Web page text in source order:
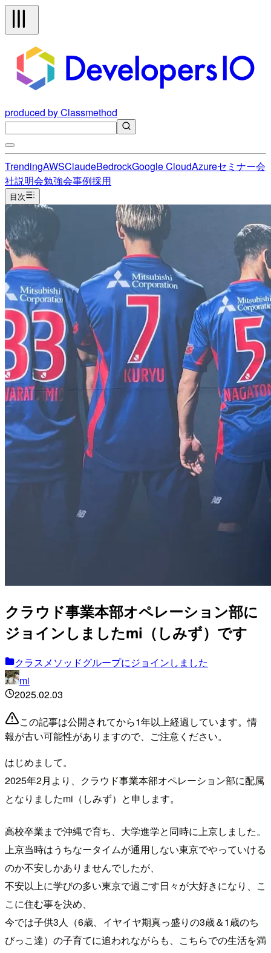
produced by Classmethod
TrendingAWSClaudeBedrockGoogle CloudAzureセミナー会
社説明会勉強会事例採用
目次
クラウド事業本部オペレーション部に
ジョインしましたmi（しみず）です
クラスメソッドグループにジョインしました
mi
2025.02.03
この記事は公開されてから1年以上経過しています。情
報が古い可能性がありますので、ご注意ください。
はじめまして。
2025年2月より、クラウド事業本部オペレーション部に配属
となりましたmi（しみず）と申します。
高校卒業まで沖縄で育ち、大学進学と同時に上京しました。
上京当時はうちなータイムが通用しない東京でやっていける
のか不安しかありませんでしたが、
不安以上に学びの多い東京で過ごす日々が大好きになり、こ
こに住む事を決め、
今では子供3人（6歳、イヤイヤ期真っ盛りの3歳＆1歳のち
びっこ達）の子育てに追われながらも、こちらでの生活を満